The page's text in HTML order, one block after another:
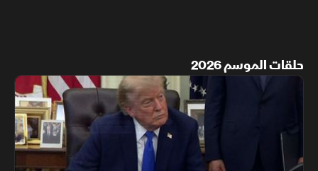
حلقات الموسم 2026